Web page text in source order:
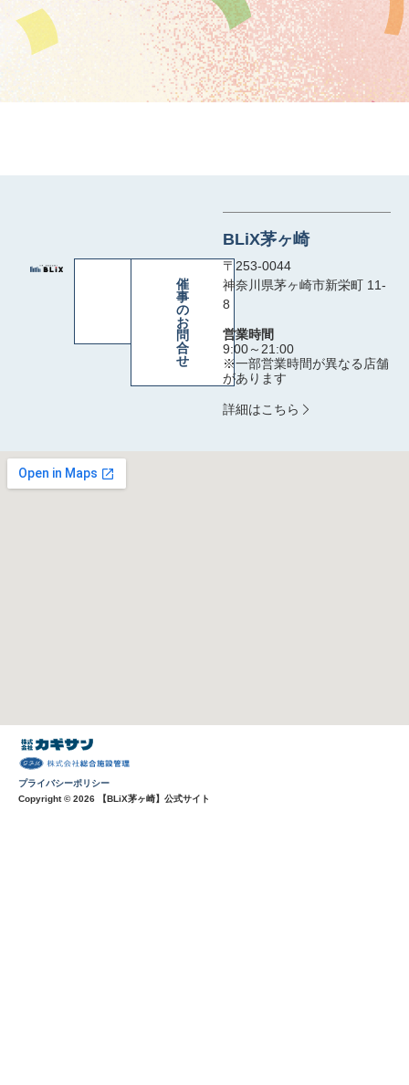
催
事
の
お
問
合
せ
BLiX茅ヶ崎
〒253-0044
神奈川県茅ヶ崎市新栄町 11-
8
営業時間
9:00～21:00
※一部営業時間が異なる店舗
があります
詳細はこちら
Copyright © 2026 【BLiX茅ヶ崎】公式サイト
プライバシーポリシー